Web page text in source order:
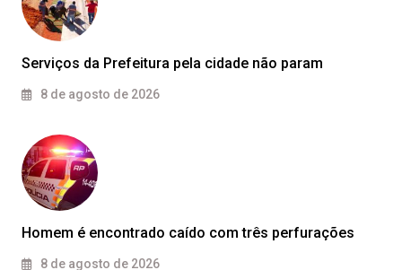
Serviços da Prefeitura pela cidade não param
8 de agosto de 2026
Homem é encontrado caído com três perfurações
8 de agosto de 2026